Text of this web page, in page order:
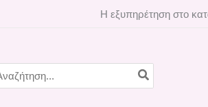
Η εξυπηρέτηση στο